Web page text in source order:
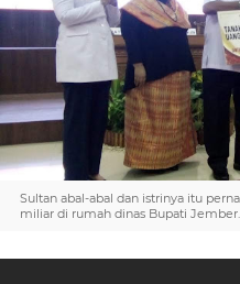
Sultan abal-abal dan istrinya itu
miliar di rumah dinas Bupati Jember.